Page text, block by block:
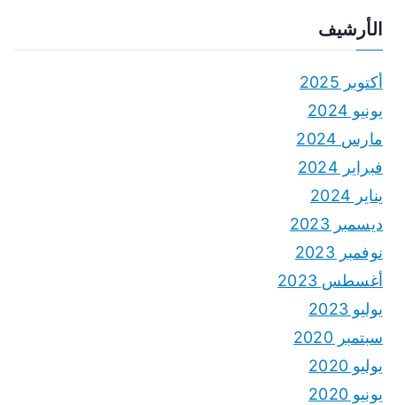
الأرشيف
أكتوبر 2025
يونيو 2024
مارس 2024
فبراير 2024
يناير 2024
ديسمبر 2023
نوفمبر 2023
أغسطس 2023
يوليو 2023
سبتمبر 2020
يوليو 2020
يونيو 2020